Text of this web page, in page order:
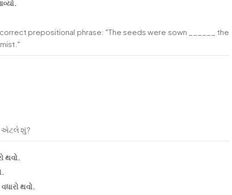
prepositional phrase: "The seeds were sown ______ the
એટલે શું?
થવો.
થવો.